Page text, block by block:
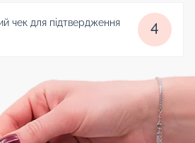
чек для підтвердження
4